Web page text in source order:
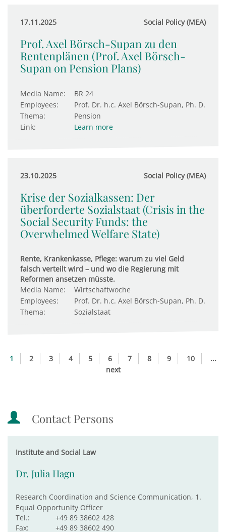
17.11.2025 Social Policy (MEA)
Prof. Axel Börsch-Supan zu den
Rentenplänen (Prof. Axel Börsch-
Supan on Pension Plans)
Media Name:
BR 24
Employees:
Prof. Dr. h.c. Axel Börsch-Supan, Ph. D.
Thema:
Pension
Link:
Learn more
23.10.2025 Social Policy (MEA)
Krise der Sozialkassen: Der
überforderte Sozialstaat (Crisis in the
Social Security Funds: the
Overwhelmed Welfare State)
Rente, Krankenkasse, Pflege: warum zu viel Geld
falsch verteilt wird – und wo die Regierung mit
Reformen ansetzen müsste.
Media Name:
Wirtschaftwoche
Employees:
Prof. Dr. h.c. Axel Börsch-Supan, Ph. D.
Thema:
Sozialstaat
1 2 3 4 5 6 7 8 9 10
...
next
Contact Persons
Institute and Social Law
Dr. Julia Hagn
Research Coordination and Science Communication, 1.
Equal Opportunity Officer
Tel.:
+49 89 38602 428
Fax:
+49 89 38602 490